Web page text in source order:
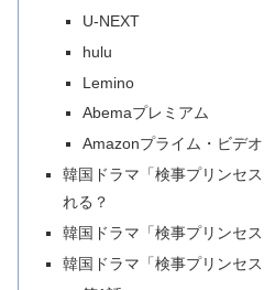
U-NEXT
hulu
Lemino
Abemaプレミアム
Amazonプライム・ビデオ
韓国ドラマ「検事プリンセ
れる？
韓国ドラマ「検事プリンセ
韓国ドラマ「検事プリンセ